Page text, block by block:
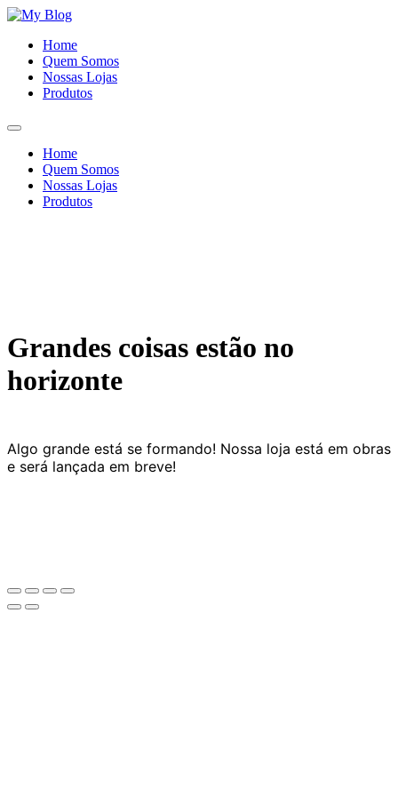
Ir
conteúdo
Home
Quem Somos
Nossas Lojas
Produtos
Home
Quem Somos
Nossas Lojas
Produtos
Grandes coisas estão no
horizonte
Algo grande está se formando! Nossa loja está em obras
e será lançada em breve!